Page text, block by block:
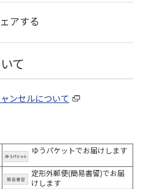
アする
て
ンセルについて
ゆうパケットでお届けします
定形外郵便(簡易書留)でお届
けします